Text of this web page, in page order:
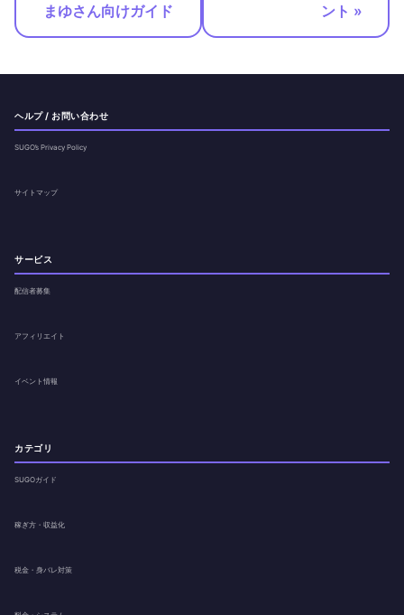
まゆさん向けガイド
ント »
ヘルプ / お問い合わせ
SUGO’s Privacy Policy
サイトマップ
サービス
配信者募集
アフィリエイト
イベント情報
カテゴリ
SUGOガイド
稼ぎ方・収益化
税金・身バレ対策